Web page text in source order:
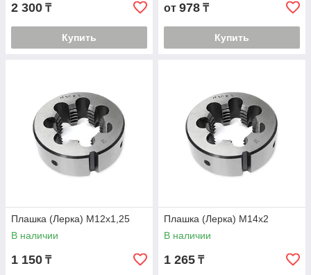
2 300 ₸
Купить
от 978 ₸
Купить
Плашка (Лерка) М12х1,25
В наличии
1 150 ₸
Плашка (Лерка) М14х2
В наличии
1 265 ₸